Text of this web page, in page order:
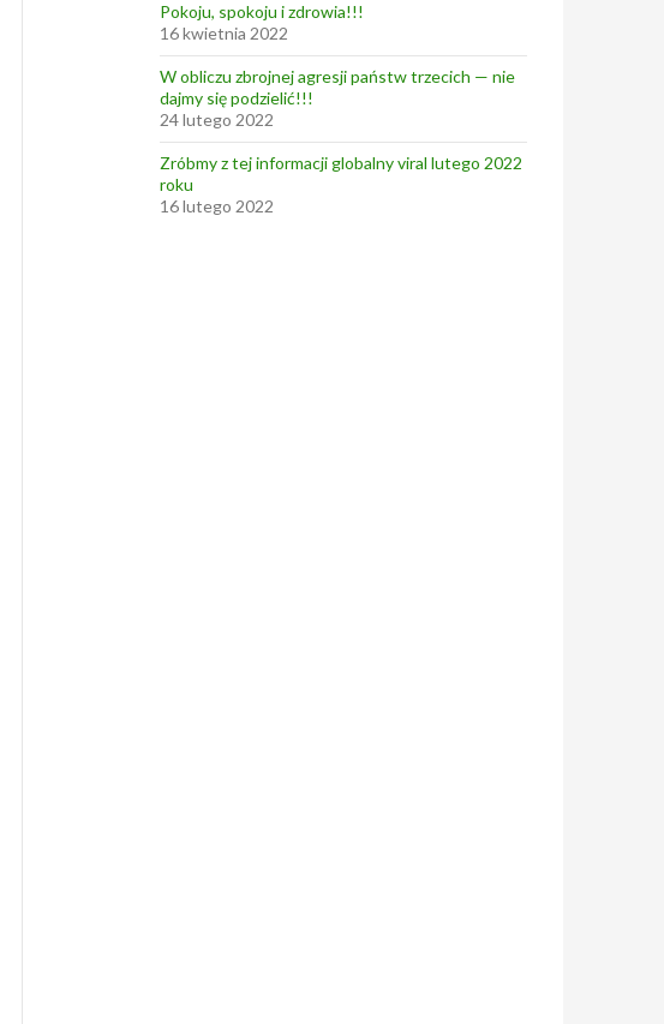
Pokoju, spokoju i zdrowia!!!
16 kwietnia 2022
W obliczu zbrojnej agresji państw trzecich — nie
dajmy się podzielić!!!
24 lutego 2022
Zróbmy z tej informacji globalny viral lutego 2022
roku
16 lutego 2022